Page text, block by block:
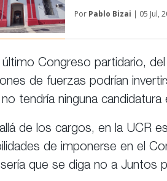
Por Pablo Bizai | 05 Jul,
último Congreso partidario,
de fuerzas podrían
tendría ninguna
de los cargos, en la UCR
de imponerse en el
sería que se diga no a Juntos